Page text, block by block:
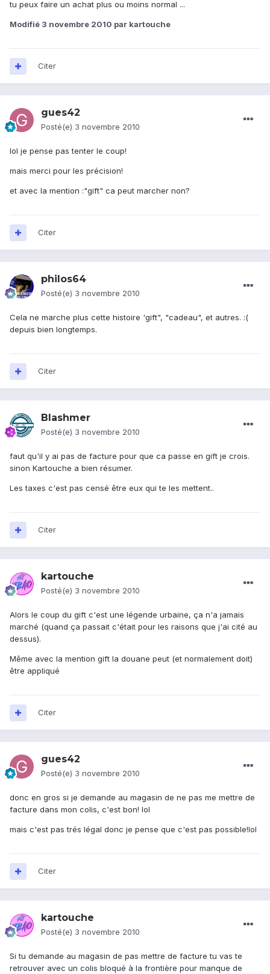
tu peux faire un achat plus ou moins normal ...
Modifié 3 novembre 2010 par kartouche
Citer
gues42
Posté(e) 3 novembre 2010
lol je pense pas tenter le coup!
mais merci pour les précision!
et avec la mention :"gift" ca peut marcher non?
Citer
philos64
Posté(e) 3 novembre 2010
Cela ne marche plus cette histoire 'gift", "cadeau", et autres. :(
depuis bien longtemps.
Citer
Blashmer
Posté(e) 3 novembre 2010
faut qu'il y ai pas de facture pour que ca passe en gift je crois.
sinon Kartouche a bien résumer.
Les taxes c'est pas censé être eux qui te les mettent..
Citer
kartouche
Posté(e) 3 novembre 2010
Alors le coup du gift c'est une légende urbaine, ça n'a jamais
marché (quand ça passait c'était pour les raisons que j'ai cité au
dessus).
Même avec la mention gift la douane peut (et normalement doit)
être appliqué
Citer
gues42
Posté(e) 3 novembre 2010
donc en gros si je demande au magasin de ne pas me mettre de
facture dans mon colis, c'est bon! lol
mais c'est pas trés légal donc je pense que c'est pas possible!lol
Citer
kartouche
Posté(e) 3 novembre 2010
Si tu demande au magasin de pas mettre de facture tu vas te
retrouver avec un colis bloqué à la frontière pour manque de